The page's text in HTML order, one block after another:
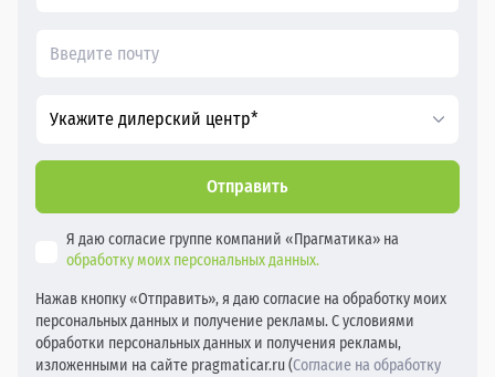
Укажите дилерский центр*
Отправить
Я даю согласие группе компаний «Прагматика» на
обработку моих персональных данных.
Нажав кнопку «Отправить», я даю согласие на обработку моих
персональных данных и получение рекламы. С условиями
обработки персональных данных и получения рекламы,
изложенными на сайте pragmaticar.ru (Согласие на обработку